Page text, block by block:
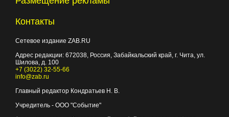
Контакты
Сетевое издание ZAB.RU
Адрес редакции: 672038, Россия, Забайкальский край, г. Чита, ул.
Шилова, д. 100
+7 (3022) 32-55-66
info@zab.ru
Главный редактор Кондратьев Н. В.
Учредитель - ООО "Событие"